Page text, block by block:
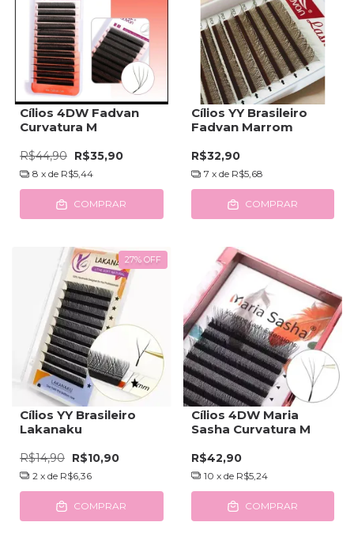
Cílios 4DW Fadvan
Curvatura M
R$44,90 R$35,90
8 x de R$5,44
COMPRAR
Cílios YY Brasileiro
Fadvan Marrom
R$32,90
7 x de R$5,68
COMPRAR
27% OFF
Cílios YY Brasileiro
Lakanaku
R$14,90 R$10,90
2 x de R$6,36
COMPRAR
Cílios 4DW Maria
Sasha Curvatura M
R$42,90
10 x de R$5,24
COMPRAR